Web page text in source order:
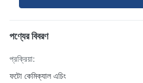
পণ্যের বিবরণ
প্রক্রিয়া:
ফটো কেমিক্যাল এচিং